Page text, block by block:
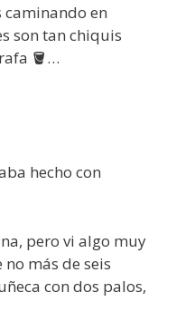
caminando en
son tan chiquis
🪣…
hecho con
pero vi algo muy
más de seis
con dos palos,